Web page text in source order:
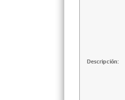
Descripción: